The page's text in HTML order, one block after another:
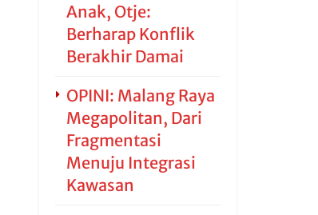
Anak, Otje:
Berharap Konflik
Berakhir Damai
OPINI: Malang Raya
Megapolitan, Dari
Fragmentasi
Menuju Integrasi
Kawasan